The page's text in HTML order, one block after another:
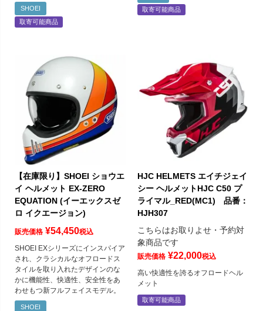
SHOEI
取寄可能商品
取寄可能商品
【在庫限り】SHOEI ショウエ
イ ヘルメット EX-ZERO
EQUATION (イーエックスゼ
ロ イクエージョン)
販売価格 ¥54,450税込
SHOEI EXシリーズにインスパイア
され、クラシカルなオフロードス
タイルを取り入れたデザインのな
かに機能性、快適性、安全性をあ
わせもつ新フルフェイスモデル。
SHOEI
HJC HELMETS エイチジェイ
シー ヘルメットHJC C50 プ
ライマル_RED(MC1) 品番：
HJH307
こちらはお取りよせ・予約対
象商品です
販売価格 ¥22,000税込
高い快適性を誇るオフロードヘル
メット
取寄可能商品